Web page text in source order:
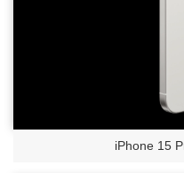
iPhone 15